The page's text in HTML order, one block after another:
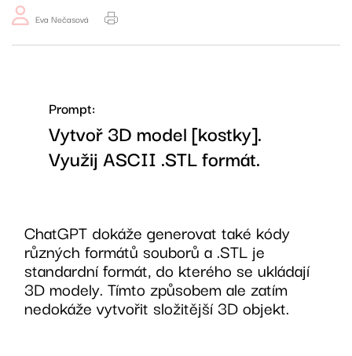
Eva Nečasová
Prompt:
Vytvoř 3D model [kostky].
Využij ASCII .STL formát.
ChatGPT dokáže generovat také kódy
různých formátů souborů a .STL je
standardní formát, do kterého se ukládají
3D modely. Tímto způsobem ale zatím
nedokáže vytvořit složitější 3D objekt.